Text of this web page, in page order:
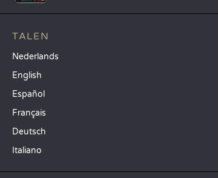
TALEN
Nederlands
English
Español
Français
Deutsch
Italiano